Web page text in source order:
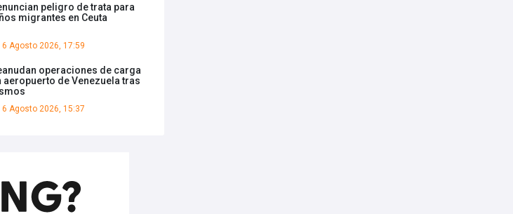
peligro de trata para
migrantes en Ceuta
6 Agosto 2026, 17:59
operaciones de carga
aeropuerto de Venezuela tras
6 Agosto 2026, 15:37